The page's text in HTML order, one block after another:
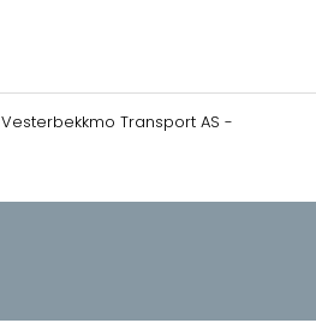
Vesterbekkmo Transport AS -